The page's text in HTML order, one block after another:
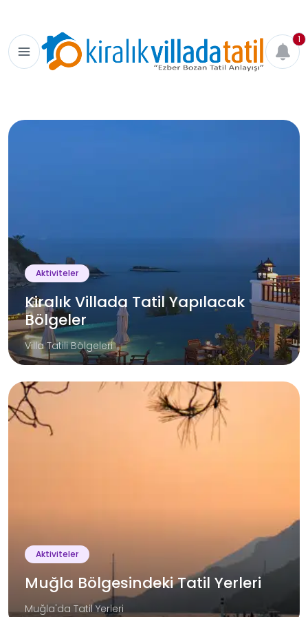
1
Aktiviteler
Kiralık Villada Tatil Yapılacak
Bölgeler
Villa Tatili Bölgeleri
Yapılacak
Aktiviteler
Kaş'ta Yapılacak
Aktivitler
Aktiviteler
Muğla Bölgesindeki Tatil Yerleri
Muğla'da Tatil Yerleri